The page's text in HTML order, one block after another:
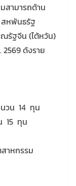
สามารถด้าน
สหพันธรัฐ
รัฐจีน (ไต้หวัน)
2569 ดังราย
วน 14 ทุน
15 ทุน
าหกรรม